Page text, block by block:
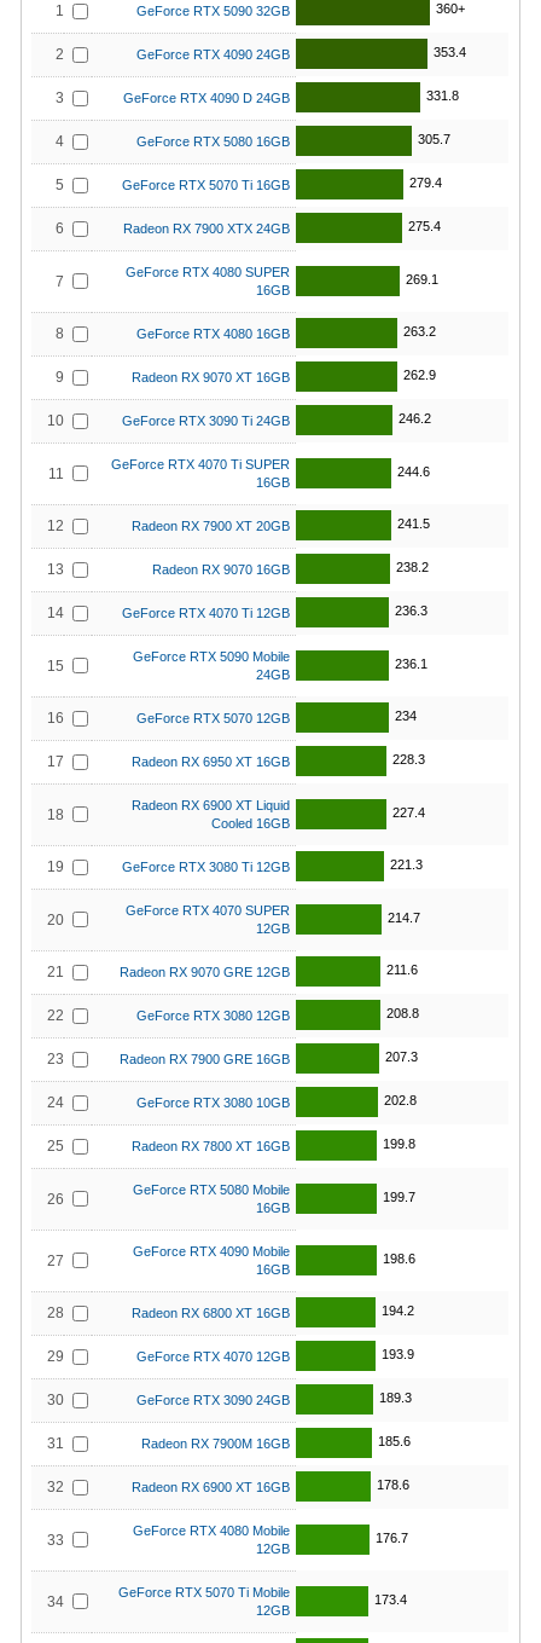
1 GeForce RTX 5090 32GB 360+
2 GeForce RTX 4090 24GB 353.4
3 GeForce RTX 4090 D 24GB 331.8
4 GeForce RTX 5080 16GB 305.7
5 GeForce RTX 5070 Ti 16GB 279.4
6 Radeon RX 7900 XTX 24GB 275.4
7
GeForce RTX 4080 SUPER
16GB
269.1
8 GeForce RTX 4080 16GB 263.2
9 Radeon RX 9070 XT 16GB 262.9
10 GeForce RTX 3090 Ti 24GB 246.2
11
GeForce RTX 4070 Ti SUPER
16GB
244.6
12 Radeon RX 7900 XT 20GB 241.5
13 Radeon RX 9070 16GB 238.2
14 GeForce RTX 4070 Ti 12GB 236.3
15
GeForce RTX 5090 Mobile
24GB
236.1
16 GeForce RTX 5070 12GB 234
17 Radeon RX 6950 XT 16GB 228.3
18
Radeon RX 6900 XT Liquid
Cooled 16GB
227.4
19 GeForce RTX 3080 Ti 12GB 221.3
20
GeForce RTX 4070 SUPER
12GB
214.7
21 Radeon RX 9070 GRE 12GB 211.6
22 GeForce RTX 3080 12GB 208.8
23 Radeon RX 7900 GRE 16GB 207.3
24 GeForce RTX 3080 10GB 202.8
25 Radeon RX 7800 XT 16GB 199.8
26
GeForce RTX 5080 Mobile
16GB
199.7
27
GeForce RTX 4090 Mobile
16GB
198.6
28 Radeon RX 6800 XT 16GB 194.2
29 GeForce RTX 4070 12GB 193.9
30 GeForce RTX 3090 24GB 189.3
31 Radeon RX 7900M 16GB 185.6
32 Radeon RX 6900 XT 16GB 178.6
33
GeForce RTX 4080 Mobile
12GB
176.7
34
GeForce RTX 5070 Ti Mobile
12GB
173.4